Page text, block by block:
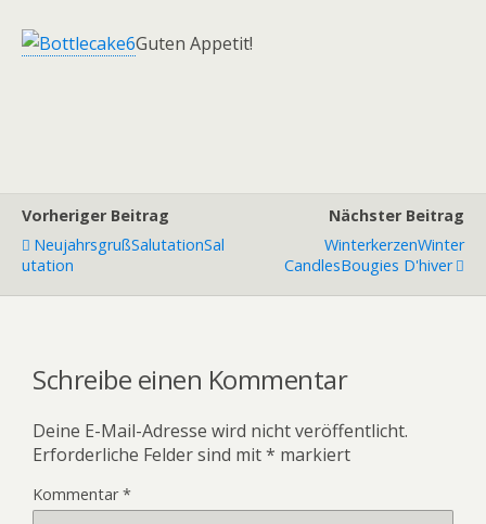
Guten Appetit!
Vorheriger Beitrag
NeujahrsgrußSalutationSal
Utation
Nächster Beitrag
WinterkerzenWinter
CandlesBougies D'hiver
Schreibe einen Kommentar
Deine E-Mail-Adresse wird nicht veröffentlicht.
Erforderliche Felder sind mit* markiert
Kommentar*